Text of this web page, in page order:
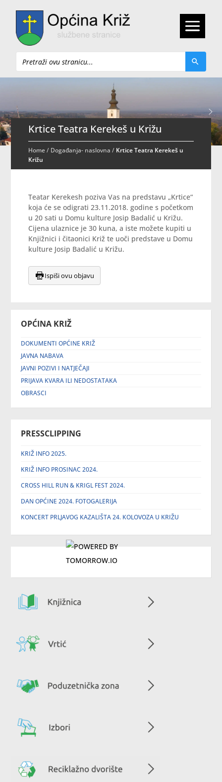
Pretraži
OPĆINA KRIŽ
DOKUMENTI OPĆINE KRIŽ
JAVNA NABAVA
JAVNI POZIVI I NATJEČAJI
PRIJAVA KVARA ILI NEDOSTATAKA
OBRASCI
PRESSCLIPPING
KRIŽ INFO 2025.
KRIŽ INFO PROSINAC 2024.
CROSS HILL RUN & KRIGL FEST 2024.
DAN OPĆINE 2024. FOTOGALERIJA
KONCERT PRLJAVOG KAZALIŠTA 24. KOLOVOZA U KRIŽU
Krtice Teatra Kerekeš u Križu
Home/ Događanja- naslovna / Krtice Teatra Kerekeš u
Križu
Teatar Kerekesh poziva Vas na predstavu „Krtice“
koja će se odigrati 23.11.2018. godine s početkom
u 20 sati u Domu kulture Josip Badalić u Križu.
Cijena ulaznice je 30 kuna, a iste možete kupiti u
Knjižnici i čitaonici Križ te uoči predstave u Domu
kulture Josip Badalić u Križu.
Ispiši ovu objavu